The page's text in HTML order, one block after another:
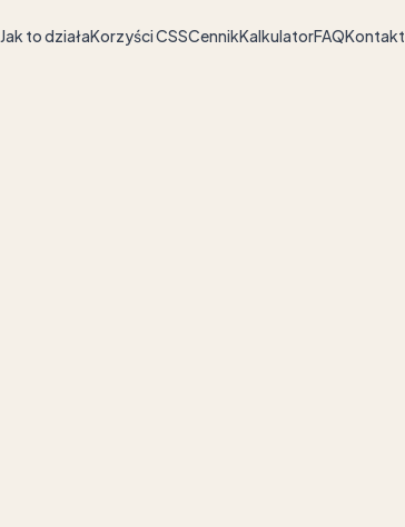
Jak to działaKorzyści CSSCennikKalkulatorFAQKontakt